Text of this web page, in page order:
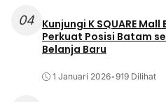
04 Kunjungi K SQUARE
Perkuat Posisi Batam
Belanja Baru
1 Januari 2026•919 Dilihat